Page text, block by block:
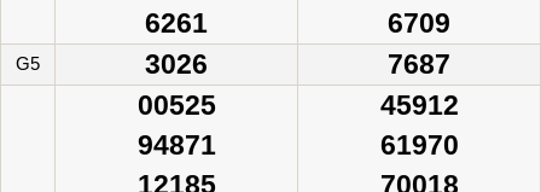
6261
6709
G5 3026
7687
00525
94871
12185
45912
61970
70018